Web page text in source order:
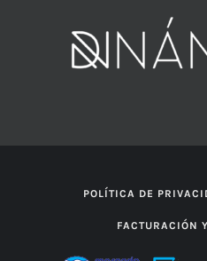
POLÍTICA DE
FACTURACIÓN